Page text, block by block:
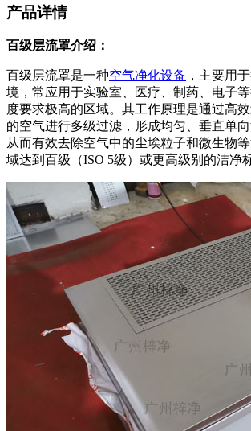
产品详情
百级层流罩介绍：
百级层流罩是一种空气净化设备 ，主要用
境，常应用于实验室、医疗、制药、电子
度要求极高的区域。其工作原理是通过高
的空气进行多级过滤，形成均匀、垂直单向
从而有效去除空气中的尘埃粒子和微生物
域达到百级（ISO 5级）或更高级别的洁净